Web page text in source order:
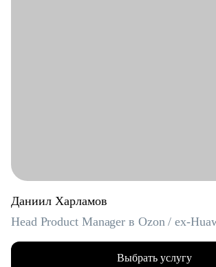
Даниил Харламов
Head Product Manager в Ozon / ex-
Выбрать услугу